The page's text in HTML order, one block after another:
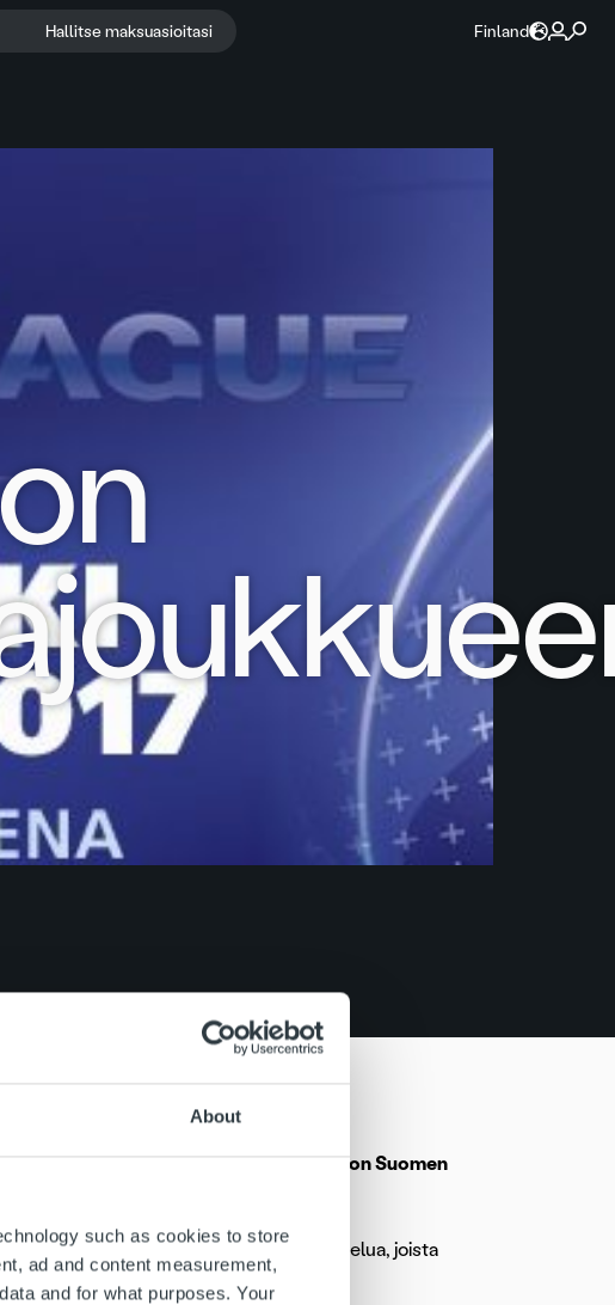
About
such as cookies to store
ad and content measurement,
and for what purposes. Your
Hallitse maksuasioitasi Finland
Arenalla 8.-10.6. Ropo Capital on Suomen
joukkueen menestystä.
Jokaisena päivänä on kaksi ottelua, joista
ja lauantaina Australian.